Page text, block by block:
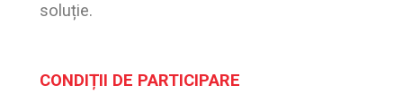
soluție.
CONDIȚII DE PARTICIPARE